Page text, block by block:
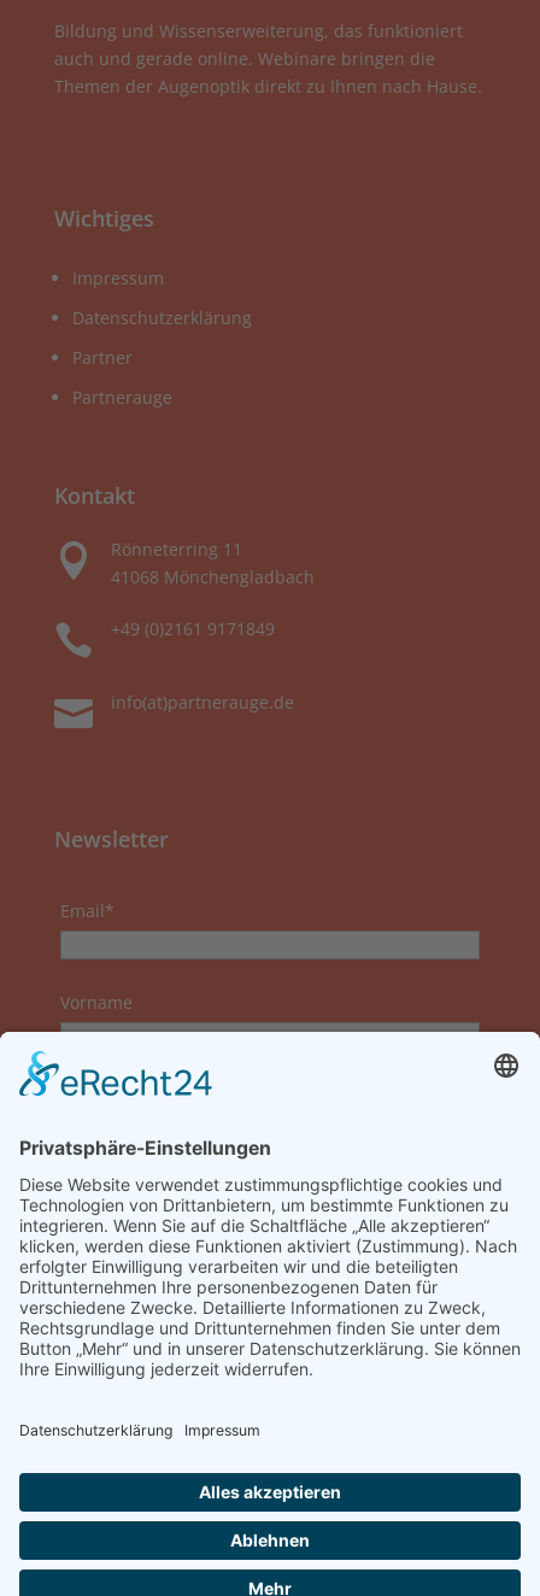
Bildung und Wissenserweiterung, das funktioniert
auch und gerade online. Webinare bringen die
Themen der Augenoptik direkt zu Ihnen nach Hause.
Wichtiges
Impressum
Datenschutzerklärung
Partner
Partnerauge
Kontakt

Rönneterring 11
41068 Mönchengladbach
 +49 (0)2161 9171849
 info(at)partnerauge.de
Newsletter
Email*
Vorname
Nachname
Datenschutzerklärung zur Kenntnis genommen
und akzeptiert.
Bleiben Sie wissbegierig! |partnerauge